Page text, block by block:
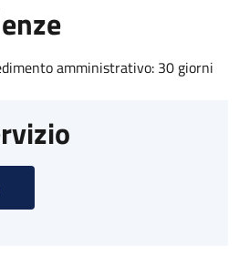
amministrativo: 30 giorni